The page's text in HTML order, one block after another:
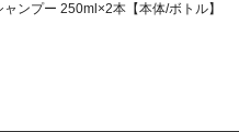
ンプー 250ml×2本【本体/ボトル】